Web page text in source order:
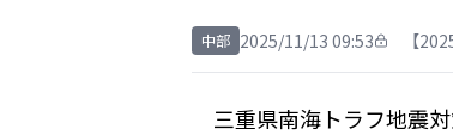
中部 2025/11/13 09:53 【
三重県南海トラフ地震